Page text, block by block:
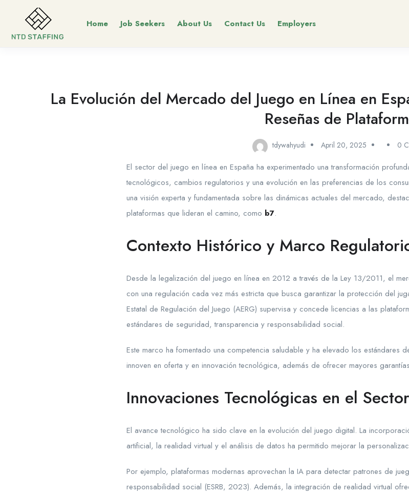
Home Job Seekers About Us Contact Us Employers
La Evolución del Mercado del Juego en Línea en
Reseñas de
tdywahyudi April 20, 2025 0
El sector del juego en línea en España ha experimentado una transformación
tecnológicos, cambios regulatorios y una evolución en las preferencias de los
una visión experta y fundamentada sobre las dinámicas actuales del mercado,
plataformas que lideran el camino, como b7.
Contexto Histórico y Marco
Desde la legalización del juego en línea en 2012 a través de la Ley 13/2011, el
con una regulación cada vez más estricta que busca garantizar la protección del
Estatal de Regulación del Juego (AERG) supervisa y concede licencias a las
estándares de seguridad, transparencia y responsabilidad social.
Este marco ha fomentado una competencia saludable y ha elevado los estándares
innoven en oferta y en innovación tecnológica, además de ofrecer mayores
Innovaciones Tecnológicas en el Sector
El avance tecnológico ha sido clave en la evolución del juego digital. La
artificial, la realidad virtual y el análisis de datos ha permitido mejorar la
Por ejemplo, plataformas modernas aprovechan la IA para detectar patrones de
responsabilidad social (ESRB, 2023). Además, la integración de realidad virtual